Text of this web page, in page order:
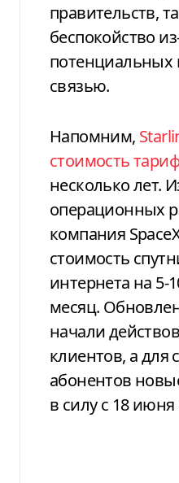
правительств,
беспокойство
потенциальных
связью.
Напомним,
стоимость
несколько лет.
операционных
компания
стоимость
интернета на 5-
месяц.
начали
клиентов, а
абонентов
в силу с 18 июня